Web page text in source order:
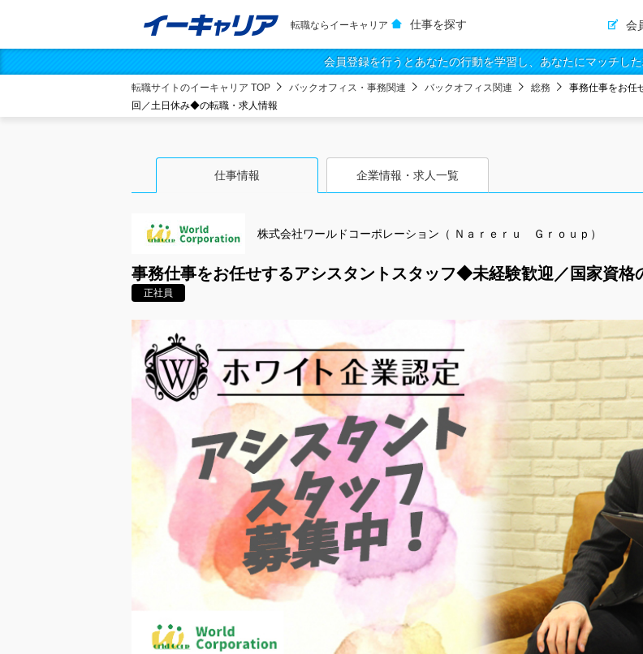
転職ならイーキャリア 仕事を探す 会
会員登録を行うとあなたの行動を学習し、あなたにマッチした
転職サイトのイーキャリア TOP バックオフィス・事務関連 バックオフィス関連 総務
事務仕事をお任
回／土日休み◆の転職・求人情報
仕事情報 企業情報・求人一覧
株式会社ワールドコーポレーション（ Ｎａｒｅｒｕ Ｇｒｏｕｐ）
事務仕事をお任せするアシスタントスタッフ◆未経験歓迎／国家資
正社員